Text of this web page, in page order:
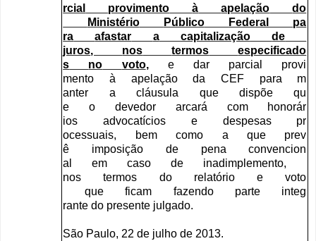
rcial
provimento à apelação
do
Ministério
Público Federal
pa
ra
afastar a capitalização
de
juros, nos termos
especificado
s
no voto, e dar parcial
provi
mento
à apelação da CEF para
m
anter
a cláusula que dispõe
qu
e
o devedor arcará com
honorár
ios
advocatícios e despesas
pr
ocessuais, bem como a que
prev
ê
imposição de pena
convencion
al
em caso de inadimplemento,
nos
termos do relatório e
voto
que
ficam fazendo parte
integ
rante do presente julgado.
São Paulo, 22de julho de 2013.